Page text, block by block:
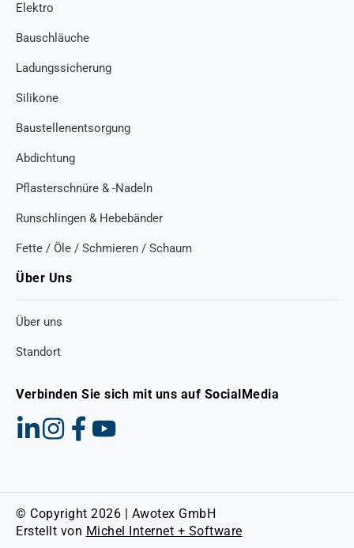
Elektro
Bauschläuche
Ladungssicherung
Silikone
Baustellenentsorgung
Abdichtung
Pflasterschnüre & -Nadeln
Runschlingen & Hebebänder
Fette / Öle / Schmieren / Schaum
Über Uns
Über uns
Standort
Verbinden Sie sich mit uns auf SocialMedia
© Copyright 2026 | Awotex GmbH
Erstellt von Michel Internet + Software